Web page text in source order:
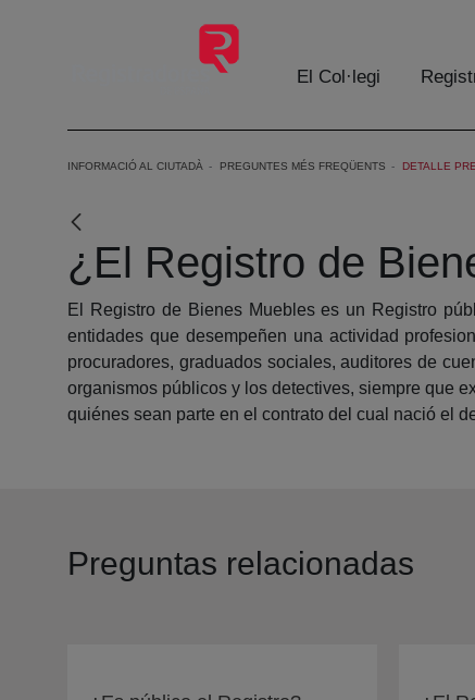
Salta al contingut principal
El Col·legi
INFORMACIÓ AL CIUTADÀ PREGUNTES MÉS FREQÜENTS DETALLE
¿El Registro de
El Registro de Bienes Muebles es un Registro
entidades que desempeñen una actividad
procuradores, graduados sociales, auditores de
organismos públicos y los detectives, siempre que
quiénes sean parte en el contrato del cual nació el
Preguntas relacionadas